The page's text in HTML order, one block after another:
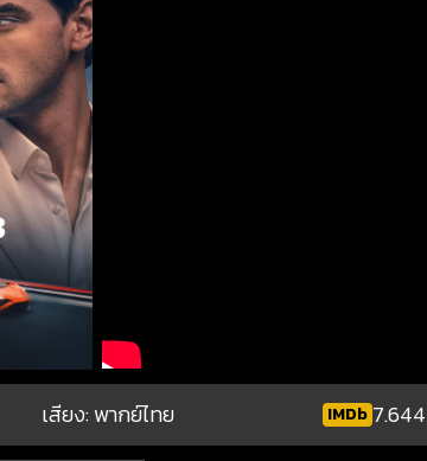
เสียง: พากย์ไทย IMDb 7.644